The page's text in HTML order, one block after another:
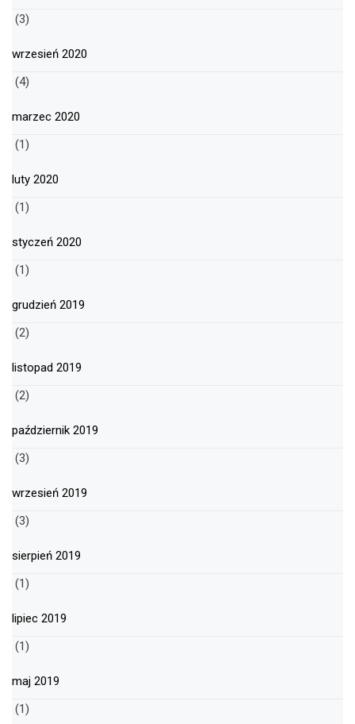
(3)
wrzesień 2020
(4)
marzec 2020
(1)
luty 2020
(1)
styczeń 2020
(1)
grudzień 2019
(2)
listopad 2019
(2)
październik 2019
(3)
wrzesień 2019
(3)
sierpień 2019
(1)
lipiec 2019
(1)
maj 2019
(1)